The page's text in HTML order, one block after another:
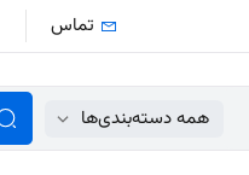
تماس
همه دسته‌بندی‌ها